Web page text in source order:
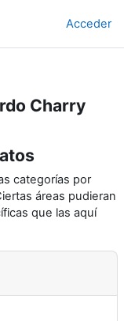
Acceder
Charry
categorías por
áreas pudieran
que las aquí